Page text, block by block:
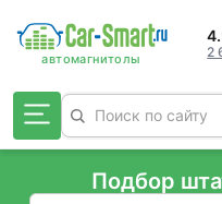
2
Подбор